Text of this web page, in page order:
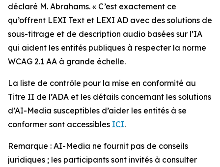
déclaré M. Abrahams. « C’est exactement ce
qu’offrent LEXI Text et LEXI AD avec des solutions de
sous-titrage et de description audio basées sur l’IA
qui aident les entités publiques à respecter la norme
WCAG 2.1 AA à grande échelle.
La liste de contrôle pour la mise en conformité au
Titre II de l’ADA et les détails concernant les solutions
d’AI-Media susceptibles d’aider les entités à se
conformer sont accessibles ICI.
Remarque : AI-Media ne fournit pas de conseils
juridiques ; les participants sont invités à consulter